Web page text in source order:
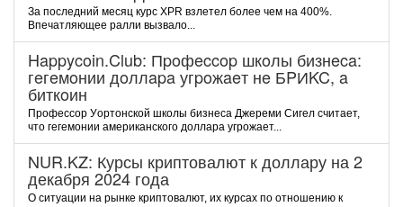
За последний месяц курс XPR взлетел более чем на 400%.
Впечатляющее ралли вызвало...
Happycoin.Club: Пpoфeccop шкoлы бизнeca:
гeгeмoнии дoллapa угpoжaeт нe БPИKC, a
биткoин
Пpoфeccop Уopтoнcкoй шкoлы бизнeca Джepeми Cигeл cчитaeт,
чтo гeгeмoнии aмepикaнcкoгo дoллapa угpoжaeт...
NUR.KZ: Курсы криптовалют к доллару на 2
декабря 2024 года
О ситуации на рынке криптовалют, их курсах по отношению к